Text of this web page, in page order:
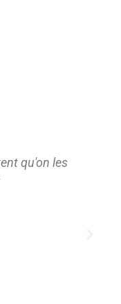
qu'on les